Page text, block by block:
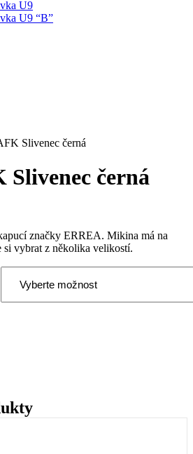
U9
U9 “B”
Slivenec černá
černá
značky ERREA. Mikina má na
si vybrat z několika velikostí.